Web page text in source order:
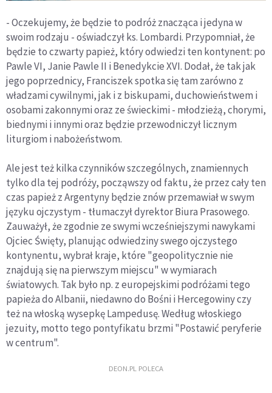
- Oczekujemy, że będzie to podróż znacząca i jedyna w
swoim rodzaju - oświadczył ks. Lombardi. Przypomniał, że
będzie to czwarty papież, który odwiedzi ten kontynent: po
Pawle VI, Janie Pawle II i Benedykcie XVI. Dodał, że tak jak
jego poprzednicy, Franciszek spotka się tam zarówno z
władzami cywilnymi, jak i z biskupami, duchowieństwem i
osobami zakonnymi oraz ze świeckimi - młodzieżą, chorymi,
biednymi i innymi oraz będzie przewodniczył licznym
liturgiom i nabożeństwom.
Ale jest też kilka czynników szczególnych, znamiennych
tylko dla tej podróży, począwszy od faktu, że przez cały ten
czas papież z Argentyny będzie znów przemawiał w swym
języku ojczystym - tłumaczył dyrektor Biura Prasowego.
Zauważył, że zgodnie ze swymi wcześniejszymi nawykami
Ojciec Święty, planując odwiedziny swego ojczystego
kontynentu, wybrał kraje, które "geopolitycznie nie
znajdują się na pierwszym miejscu" w wymiarach
światowych. Tak było np. z europejskimi podróżami tego
papieża do Albanii, niedawno do Bośni i Hercegowiny czy
też na włoską wysepkę Lampedusę. Według włoskiego
jezuity, motto tego pontyfikatu brzmi "Postawić peryferie
w centrum".
DEON.PL POLECA